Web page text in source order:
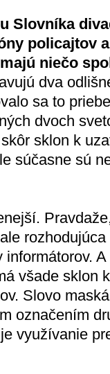
Slovníka
policajtov
niečo
dva
sa to
dvoch
sklon k
súčasne sú
všade sklon
Slovo
označením
využívanie